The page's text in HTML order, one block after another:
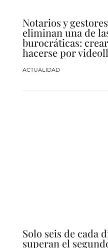
Notarios y
eliminan una de
burocráticas:
hacerse por
ACTUALIDAD
Solo seis de cada
superan el